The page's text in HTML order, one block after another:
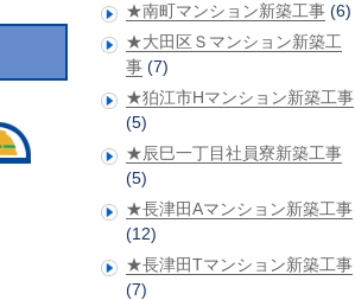
★南町マンション新築工事 (6)
★大田区Ｓマンション新築工
事 (7)
★狛江市Hマンション新築工事
(5)
★辰巳一丁目社員寮新築工事
(5)
★長津田Aマンション新築工事
(12)
★長津田Tマンション新築工事
(7)